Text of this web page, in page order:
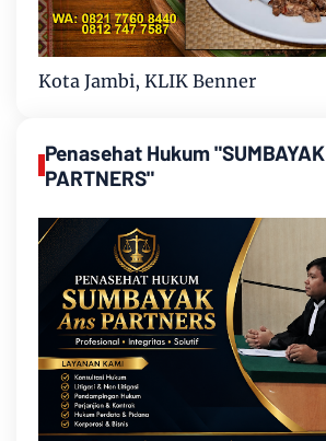
Kota Jambi, KLIK Benner
Penasehat Hukum
PARTNERS"